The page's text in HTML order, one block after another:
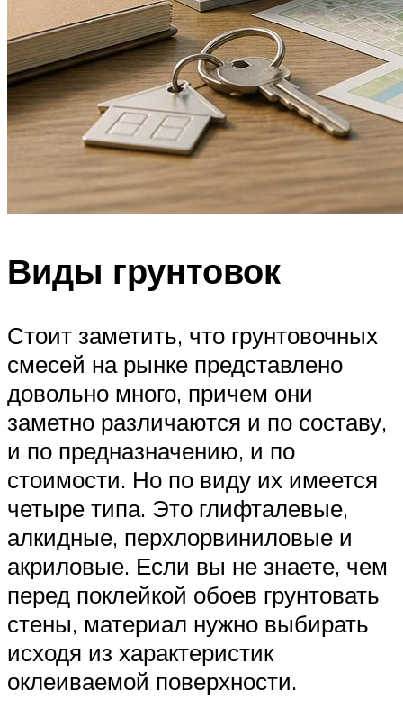
Виды грунтовок
Стоит заметить, что грунтовочных
смесей на рынке представлено
довольно много, причем они
заметно различаются и по составу,
и по предназначению, и по
стоимости. Но по виду их имеется
четыре типа. Это глифталевые,
алкидные, перхлорвиниловые и
акриловые. Если вы не знаете, чем
перед поклейкой обоев грунтовать
стены, материал нужно выбирать
исходя из характеристик
оклеиваемой поверхности.